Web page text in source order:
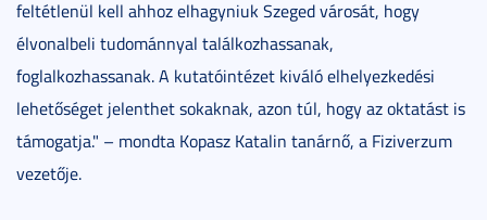
feltétlenül kell ahhoz elhagyniuk Szeged városát, hogy
élvonalbeli tudománnyal találkozhassanak,
foglalkozhassanak. A kutatóintézet kiváló elhelyezkedési
lehetőséget jelenthet sokaknak, azon túl, hogy az oktatást is
támogatja." – mondta Kopasz Katalin tanárnő, a Fiziverzum
vezetője.